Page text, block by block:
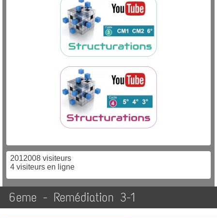
2012008 visiteurs
4 visiteurs en ligne
6eme - Remédiation 3-1